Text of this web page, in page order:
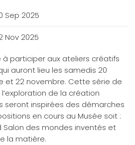
Sep 2025
Nov 2025
à participer aux ateliers créatifs
auront lieu les samedis 20
et 22 novembre. Cette série de
de la création
seront inspirées des démarches
en cours au Musée soit :
Salon des mondes inventés et
la matière.